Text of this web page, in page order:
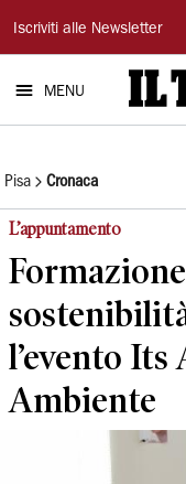
Il
Tirreno
Iscriviti alle Newsletter
MENU
Pisa Cronaca
L’appuntamento
l’evento Its
Ambiente